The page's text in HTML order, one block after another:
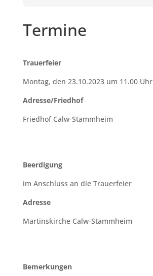
Termine
Trauerfeier
Montag, den 23.10.2023 um 11.00 Uhr
Adresse/Friedhof
Friedhof Calw-Stammheim
Beerdigung
im Anschluss an die Trauerfeier
Adresse
Martinskirche Calw-Stammheim
Bemerkungen